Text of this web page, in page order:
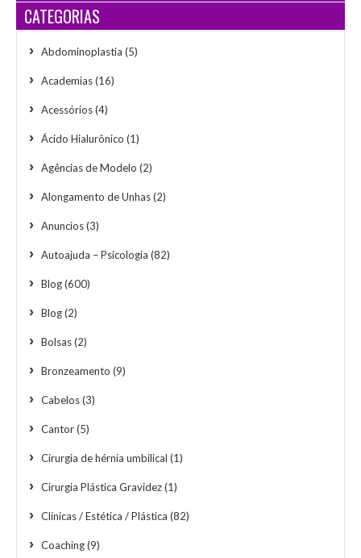
CATEGORIAS
Abdominoplastia (5)
Academias(16)
Acessórios(4)
Ácido Hialurônico (1)
Agências de Modelo (2)
Alongamento de Unhas(2)
Anuncios(3)
Autoajuda – Psicologia (82)
Blog(600)
Blog(2)
Bolsas(2)
Bronzeamento (9)
Cabelos(3)
Cantor(5)
Cirurgia de hérnia umbilical (1)
Cirurgia Plástica Gravidez(1)
Clínicas / Estética / Plástica (82)
Coaching(9)